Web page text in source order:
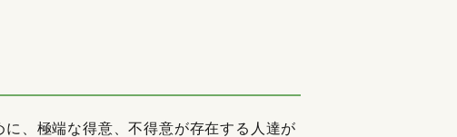
、極端な得意、不得意が存在する人達が